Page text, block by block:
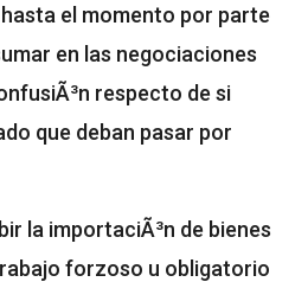
el momento por parte
en las negociaciones
respecto de si
que deban pasar por
la importaciÃ³n de bienes
forzoso u obligatorio